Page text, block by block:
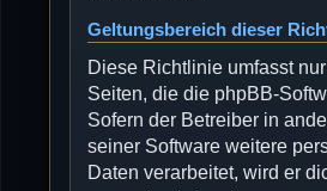
Geltungsbereich dieser
Diese Richtlinie umfasst
Seiten, die die phpBB-
Sofern der Betreiber in
seiner Software weitere
Daten verarbeitet, wird er